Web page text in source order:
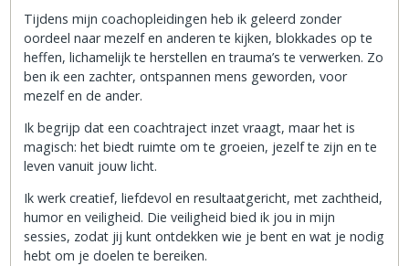
Tijdens mijn coachopleidingen heb ik geleerd zonder
oordeel naar mezelf en anderen te kijken, blokkades op te
heffen, lichamelijk te herstellen en trauma’s te verwerken. Zo
ben ik een zachter, ontspannen mens geworden, voor
mezelf en de ander.
Ik begrijp dat een coachtraject inzet vraagt, maar het is
magisch: het biedt ruimte om te groeien, jezelf te zijn en te
leven vanuit jouw licht.
Ik werk creatief, liefdevol en resultaatgericht, met zachtheid,
humor en veiligheid. Die veiligheid bied ik jou in mijn
sessies, zodat jij kunt ontdekken wie je bent en wat je nodig
hebt om je doelen te bereiken.